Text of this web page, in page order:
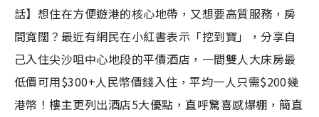
話】想住在方便遊港的核心地帶，又想要高質服務，房
間寬闊？最近有網民在小紅書表示「挖到寶」，分享自
己入住尖沙咀中心地段的平價酒店，一間雙人大床房最
低價可用$300+人民幣價錢入住，平均一人只需$200幾
港幣！樓主更列出酒店5大優點，直呼驚喜感爆棚，簡直